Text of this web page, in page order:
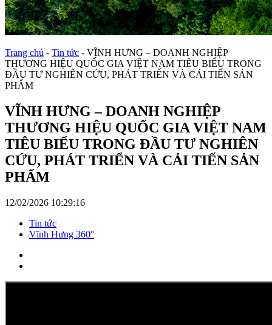
Trang chủ - Tin tức - VĨNH HƯNG – DOANH NGHIỆP
THƯƠNG HIỆU QUỐC GIA VIỆT NAM TIÊU BIỂU TRONG
ĐẦU TƯ NGHIÊN CỨU, PHÁT TRIỂN VÀ CẢI TIẾN SẢN
PHẨM
VĨNH HƯNG – DOANH NGHIỆP
THƯƠNG HIỆU QUỐC GIA VIỆT NAM
TIÊU BIỂU TRONG ĐẦU TƯ NGHIÊN
CỨU, PHÁT TRIỂN VÀ CẢI TIẾN SẢN
PHẨM
12/02/2026 10:29:16
Tin tức
Vĩnh Hưng 360°